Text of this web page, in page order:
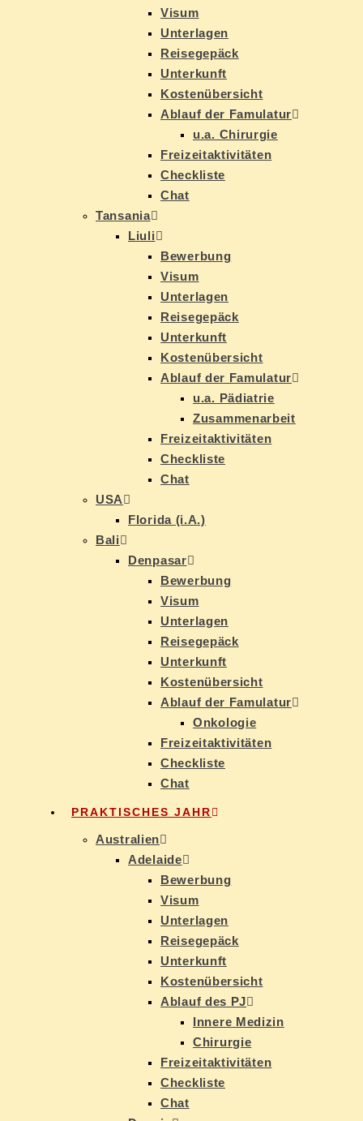
Vi­sum
Un­ter­la­gen
Rei­se­ge­päck
Un­ter­kunft
Kos­ten­über­sicht
Ab­lauf der Famulatur
u.a. Chir­ur­gie
Frei­zeit­ak­ti­vi­tä­ten
Check­lis­te
Chat
Tan­sa­nia
Liu­li
Be­wer­bung
Vi­sum
Un­ter­la­gen
Rei­se­ge­päck
Un­ter­kunft
Kos­ten­über­sicht
Ab­lauf der Famulatur
u.a. Päd­ia­trie
Zu­sam­men­ar­beit
Frei­zeit­ak­ti­vi­tä­ten
Check­lis­te
Chat
USA
Flo­ri­da (i.A.)
Ba­li
Den­pasar
Be­wer­bung
Vi­sum
Un­ter­la­gen
Rei­se­ge­päck
Un­ter­kunft
Kos­ten­über­sicht
Ab­lauf der Famulatur
On­ko­lo­gie
Frei­zeit­ak­ti­vi­tä­ten
Check­lis­te
Chat
PRAK­TI­SCHES JAHR
Aus­tra­li­en
Ade­lai­de
Be­wer­bung
Vi­sum
Un­ter­la­gen
Rei­se­ge­päck
Un­ter­kunft
Kos­ten­über­sicht
Ab­lauf des PJ
In­ne­re Medizin
Chir­ur­gie
Frei­zeit­ak­ti­vi­tä­ten
Check­lis­te
Chat